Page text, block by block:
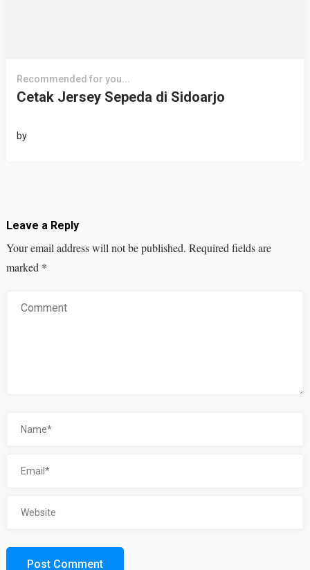
Recommended for you...
Cetak Jersey Sepeda di Sidoarjo
by
Leave a Reply
Your email address will not be published. Required fields are
marked *